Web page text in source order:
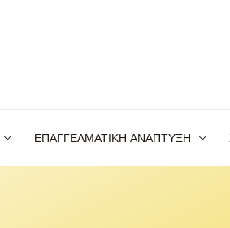
ΕΠΑΓΓΕΛΜΑΤΙΚΗ ΑΝΑΠΤΥΞΗ